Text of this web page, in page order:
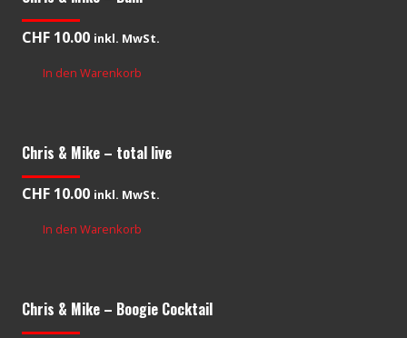
CHF 10.00 inkl. MwSt.
In den Warenkorb
Chris & Mike – total live
CHF 10.00 inkl. MwSt.
In den Warenkorb
Chris & Mike – Boogie Cocktail